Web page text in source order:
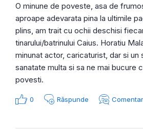
O minune de poveste, asa de
aproape adevarata pina la ultimile
plins, am trait cu ochii deschisi
tinarului/batrinului Caius. Horatiu
minunat actor, caricaturist, dar si un
sanatate multa si sa ne mai bucure
povesti.
0 Răspunde